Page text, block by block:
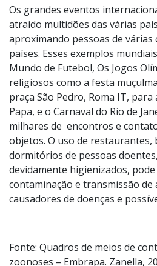
Os grandes eventos
atraído multidões das várias
aproximando pessoas de
países. Esses exemplos
Mundo de Futebol, Os Jogos
religiosos como a festa
praça São Pedro, Roma IT,
Papa, e o Carnaval do Rio de
milhares de encontros e
objetos. O uso de
dormitórios de pessoas
devidamente higienizados,
contaminação e transmissão
causadores de doenças e
Fonte: Quadros de meios de
zoonoses – Embrapa. Zanella,